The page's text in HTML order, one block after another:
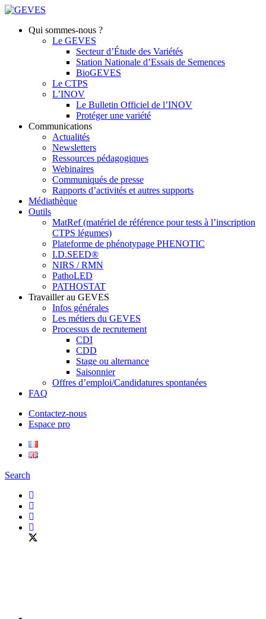
Qui sommes-nous ?
Le GEVES
Secteur d’Étude des Variétés
Station Nationale d’Essais de Semences
BioGEVES
Le CTPS
L’INOV
Le Bulletin Officiel de l’INOV
Protéger une variété
Communications
Actualités
Newsletters
Ressources pédagogiques
Webinaires
Communiqués de presse
Rapports d’activités et autres supports
Médiathèque
Outils
MatRef (matériel de référence pour tests à l’inscription
CTPS légumes)
Plateforme de phénotypage PHENOTIC
I.D.SEED®
NIRS / RMN
PathoLED
PATHOSTAT
Travailler au GEVES
Infos générales
Les métiers du GEVES
Processus de recrutement
CDI
CDD
Stage ou alternance
Saisonnier
Offres d’emploi/Candidatures spontanées
FAQ
Contactez-nous
Espace pro
Search